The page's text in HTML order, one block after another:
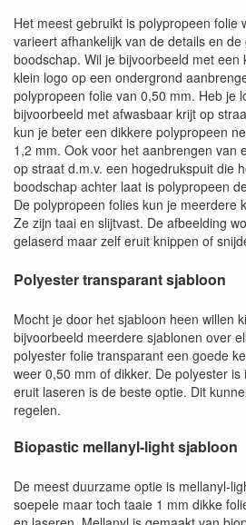
Het meest gebruikt is polypropeen folie
varieert afhankelijk van de details en
boodschap. Wil je bijvoorbeeld met een
klein logo op een ondergrond
polypropeen folie van 0,50 mm. Heb je
bijvoorbeeld met afwasbaar krijt op
kun je beter een dikkere polypropeen
1,2 mm. Ook voor het aanbrengen van
op straat d.m.v. een hogedrukspuit die
boodschap achter laat is polypropeen
De polypropeen folies kun je meerdere
Ze zijn taai en slijtvast. De afbeelding
gelaserd maar zelf eruit knippen of
Polyester transparant sjabloon
Mocht je door het sjabloon heen willen
bijvoorbeeld meerdere sjablonen over
polyester folie transparant een goede
weer 0,50 mm of dikker. De polyester
eruit laseren is de beste optie. Dit
regelen.
Biopastic mellanyl-light sjabloon
De meest duurzame optie is mellanyl-
soepele maar toch taaie 1 mm dikke